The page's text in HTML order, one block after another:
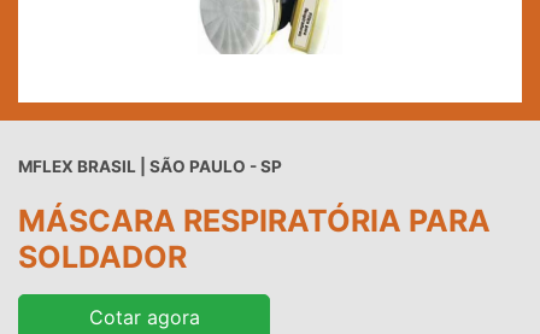
MFLEX BRASIL | SÃO PAULO - SP
MÁSCARA RESPIRATÓRIA PARA
SOLDADOR
Cotar agora